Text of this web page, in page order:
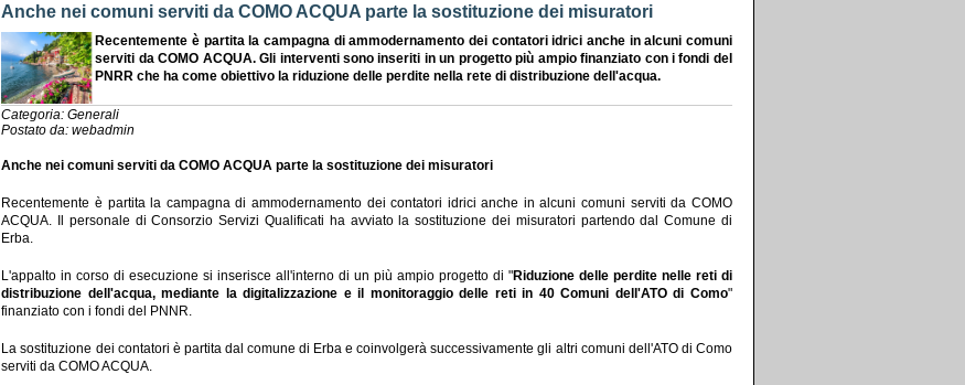
Anche nei comuni serviti da COMO ACQUA parte la sostituzione dei misuratori
Recentemente è partita la campagna di ammodernamento dei contatori idrici anche in alcuni comuni
serviti daCOMO ACQUA. Gli interventi sono inseriti in un progetto più ampio finanziato con i fondi del
PNRR che ha come obiettivo la riduzione delle perdite nella rete di distribuzione dell'acqua.
Categoria: Generali
Postato da: webadmin
Anche nei comuni serviti da COMO ACQUA parte la sostituzione dei misuratori
Recentemente è partita la campagna di ammodernamento dei contatori idrici anche in alcuni comuni serviti da COMO
ACQUA. Il personale di Consorzio Servizi Qualificati ha avviato la sostituzione dei misuratori partendo dal Comune di
Erba.
L'appalto in corso di esecuzione si inserisce all'interno di un più ampio progetto di "Riduzione delle perdite nelle reti di
distribuzione dell'acqua, mediante la digitalizzazione e il monitoraggio delle reti in 40 Comuni dell'ATO di Como"
finanziato con i fondi del PNNR.
La sostituzione dei contatori è partita dal comune di Erba e coinvolgerà successivamente gli altri comuni dell'ATO di Como
serviti da COMO ACQUA.